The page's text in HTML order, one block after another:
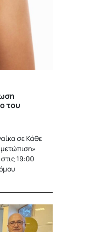
του
σε Κάθε
19:00